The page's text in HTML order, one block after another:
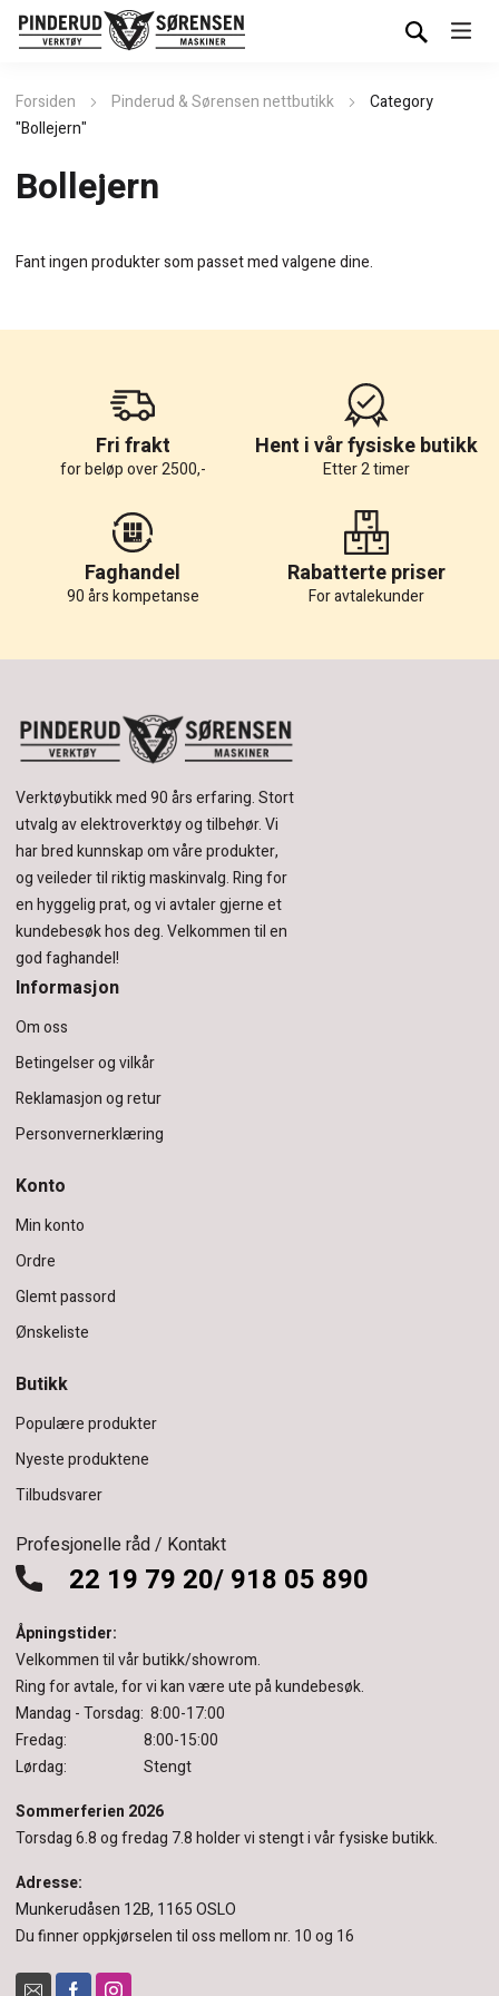
Forsiden Pinderud & Sørensen nettbutikk
Category
"Bollejern"
Bollejern
Fant ingen produkter som passet med valgene dine.
Fri frakt
for beløp over 2500,-
Hent i vår fysiske butikk
Etter 2 timer
Faghandel
90 års kompetanse
Rabatterte priser
For avtalekunder
Verktøybutikk med 90 års erfaring.Stort
utvalg av elektroverktøy og tilbehør.Vi
har bred kunnskap om våre produkter,
og veileder til riktig maskinvalg. Ring for
en hyggelig prat, og vi avtaler gjerne et
kundebesøk hos deg.Velkommen til en
god faghandel!
Informasjon
Om oss
Betingelser og vilkår
Reklamasjon og retur
Personvernerklæring
Konto
Min konto
Ordre
Glemt passord
Ønskeliste
Butikk
Populære produkter
Nyeste produktene
Tilbudsvarer
Profesjonelle råd / Kontakt
22 19 79 20/ 918 05 890
Åpningstider:
Velkommen til vår butikk/showrom.
Ring for avtale, for vi kan være ute på kundebesøk.
Mandag - Torsdag: 8:00-17:00
Fredag: 8:00-15:00
Lørdag: Stengt
Sommerferien 2026
Torsdag 6.8 og fredag 7.8 holder vi stengt i vår fysiske butikk.
Adresse:
Munkerudåsen 12B, 1165 OSLO
Du finner oppkjørselen til oss mellom nr. 10 og 16